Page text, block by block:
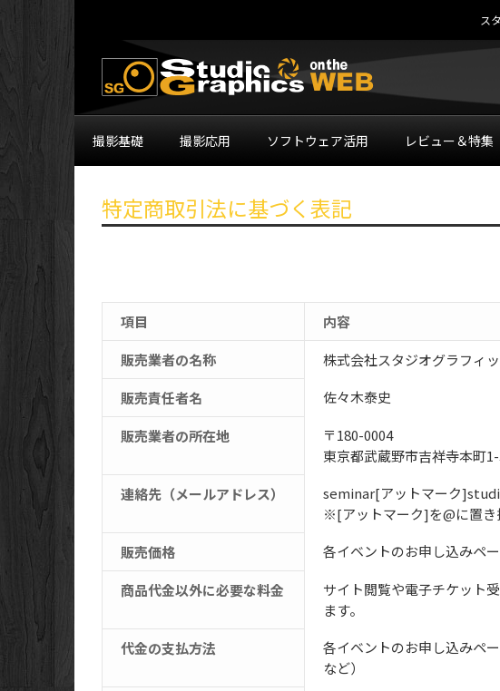
ス
撮影基礎 撮影応用 ソフトウェア活用 レビュー＆特集
特定商取引法に基づく表記
項目
内容
販売業者の名称
株式会社スタジオグラフィ
販売責任者名
佐々木泰史
販売業者の所在地
〒180-0004
東京都武蔵野市吉祥寺本町
連絡先（メールアドレス）
seminar[アットマーク
※[アットマーク]を@に置き
販売価格
各イベントのお申し込みペ
商品代金以外に必要な料金
サイト閲覧や電子チケット
ます。
代金の支払方法
各イベントのお申し込みペ
など）